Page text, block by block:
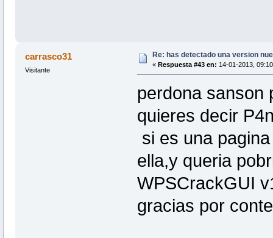
carrasco31
Visitante
Re: has detectado una version
« Respuesta #43 en: 14-01-2013,
perdona sanson
quieres decir
si es una
ella,y queria
WPSCrackGUI
gracias por